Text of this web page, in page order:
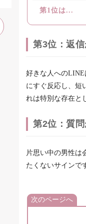
第1位は...
第3位：返
好きな人への
にすぐ反応し、短
れは特別な存在と
第2位：質
片思い中の男性は
たくないサインで
次のページへ